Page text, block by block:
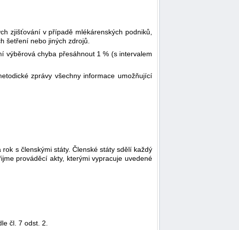
zjišťování v případě mlékárenských podniků,
šetření nebo jiných zdrojů.
výběrová chyba přesáhnout 1 % (s intervalem
zprávy všechny informace umožňující
s členskými státy. Členské státy sdělí každý
prováděcí akty, kterými vypracuje uvedené
čl. 7 odst. 2.